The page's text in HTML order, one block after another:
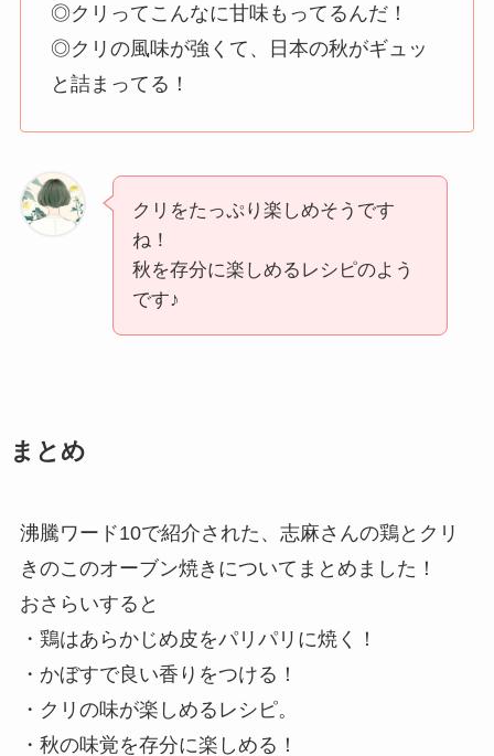
◎クリってこんなに甘味もってるんだ！
◎クリの風味が強くて、日本の秋がギュッ
と詰まってる！
クリをたっぷり楽しめそうです
ね！
秋を存分に楽しめるレシピのよう
です♪
まとめ
沸騰ワード10で紹介された、志麻さんの鶏とクリ
きのこのオーブン焼きについてまとめました！
おさらいすると
・鶏はあらかじめ皮をパリパリに焼く！
・かぼすで良い香りをつける！
・クリの味が楽しめるレシピ。
・秋の味覚を存分に楽しめる！